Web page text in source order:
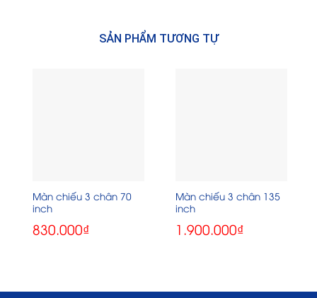
SẢN PHẨM TƯƠNG TỰ
Màn chiếu 3 chân 70
inch
830.000₫
Màn chiếu 3 chân 135
inch
1.900.000₫